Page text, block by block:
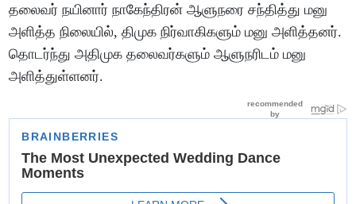
தலைவர் நயினார் நாகேந்திரன் ஆளுநரை சந்தித்து மனு
அளித்த நிலையில், திமுக நிர்வாகிகளும் மனு அளித்தனர்.
தொடர்ந்து அதிமுக தலைவர்களும் ஆளுநரிடம் மனு
அளித்துள்ளனர்.